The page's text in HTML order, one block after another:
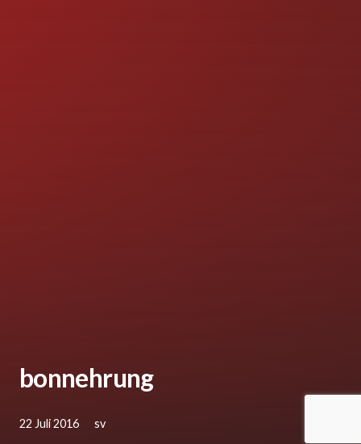
bonnehrung
22 Juli 2016 sv